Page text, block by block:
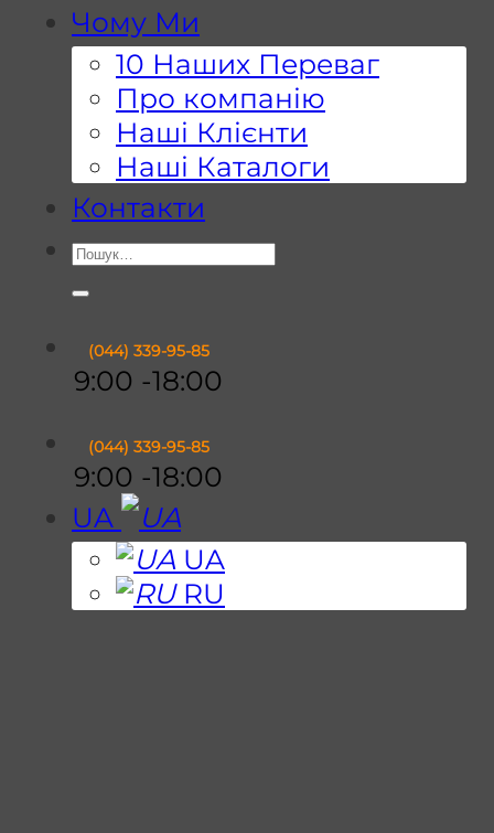
Чому Ми
10 Наших Переваг
Про компанію
Наші Клієнти
Наші Каталоги
Контакти
Шукати:
(044) 339-95-85
9:00 -18:00
(044) 339-95-85
9:00 -18:00
UA
UA
RU